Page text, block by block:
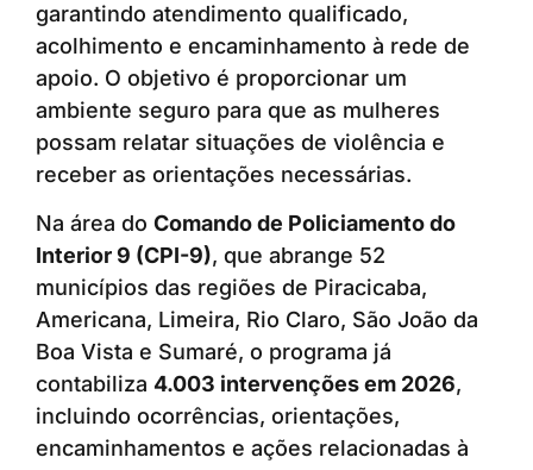
garantindo atendimento qualificado,
acolhimento e encaminhamento à rede de
apoio. O objetivo é proporcionar um
ambiente seguro para que as mulheres
possam relatar situações de violência e
receber as orientações necessárias.
Na área do Comando de Policiamento do
Interior 9 (CPI-9), que abrange 52
municípios das regiões de Piracicaba,
Americana, Limeira, Rio Claro, São João da
Boa Vista e Sumaré, o programa já
contabiliza 4.003 intervenções em 2026,
incluindo ocorrências, orientações,
encaminhamentos e ações relacionadas à